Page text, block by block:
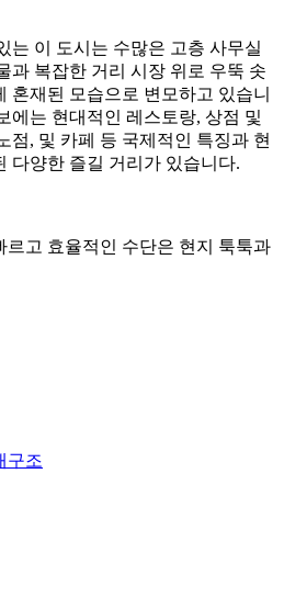
는 이 도시는 수많은 고층 사무실
과 복잡한 거리 시장 위로 우뚝 솟
혼재된 모습으로 변모하고 있습니
에는 현대적인 레스토랑, 상점 및
점, 및 카페 등 국제적인 특징과 현
다양한 즐길 거리가 있습니다.
고 효율적인 수단은 현지 툭툭과
구조